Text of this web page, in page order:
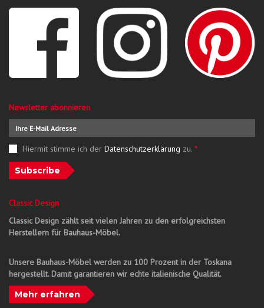
Newsletter abonnieren
Hiermit stimme ich der Datenschutzerklärung zu. *
Subscribe
Classic Design
Classic Design zählt seit vielen Jahren zu den erfolgreichsten
Herstellern für Bauhaus-Möbel.
Unsere Bauhaus-Möbel werden zu 100 Prozent in der Toskana
hergestellt. Damit garantieren wir echte italienische Qualität.
Mehr erfahren